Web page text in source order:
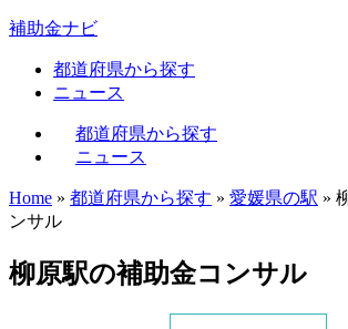
補助金ナビ
都道府県から探す
ニュース
都道府県から探す
ニュース
Home » 都道府県から探す » 愛媛県の駅 »
ンサル
柳原駅の補助金コンサル